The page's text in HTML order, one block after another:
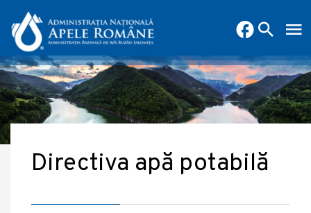
Directiva apă potabilă